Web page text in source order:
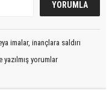
imalar, inançlara saldırı
yorumlar